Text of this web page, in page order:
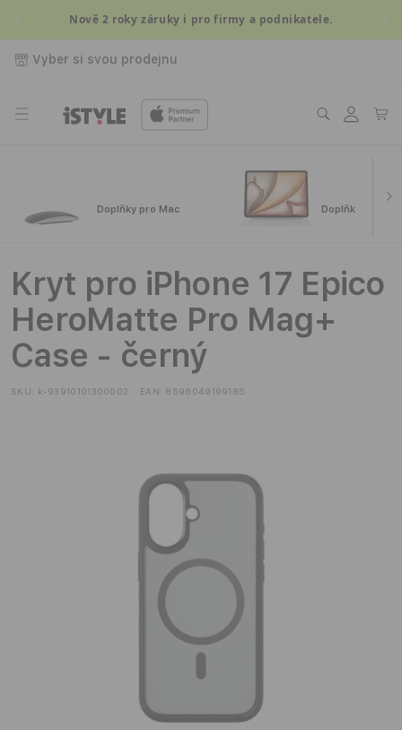
Přejít k
obsahu
Nově 2 roky záruky i pro firmy a podnikatele.
Vyber si svou prodejnu
Přihlásit
se
Košík
Doplňky pro Mac Doplňky pro
Kryt pro iPhone 17 Epico
HeroMatte Pro Mag+
Case - černý
SKU: k-93910101300002 EAN: 8596049199185